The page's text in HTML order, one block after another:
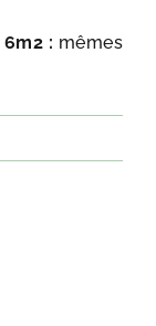
6m2 : mêmes